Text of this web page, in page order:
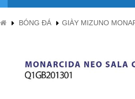
BÓNG ĐÁ GIÀY MIZUNO